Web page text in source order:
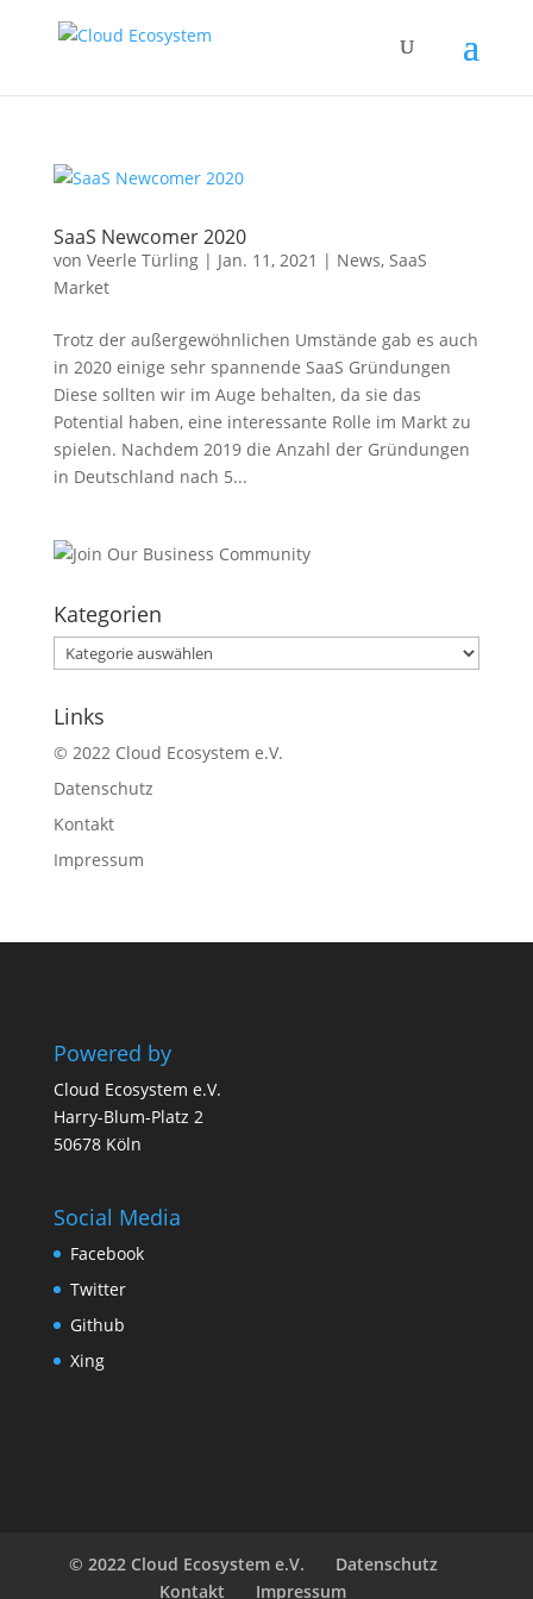
SaaS Newcomer 2020
von Veerle Türling| Jan. 11, 2021 | News, SaaS
Market
Trotz der außergewöhnlichen Umstände gab es auch
in 2020 einige sehr spannende SaaS Gründungen
Diese sollten wir im Auge behalten, da sie das
Potential haben, eine interessante Rolle im Markt zu
spielen. Nachdem 2019 die Anzahl der Gründungen
in Deutschland nach 5...
Kategorien
Kategorien
Links
© 2022 Cloud Ecosystem e.V.
Datenschutz
Kontakt
Impressum
Powered by
Cloud Ecosystem e.V.
Harry-Blum-Platz 2
50678 Köln
Social Media
Facebook
Twitter
Github
Xing
© 2022 Cloud Ecosystem e.V.
Datenschutz
Kontakt
Impressum